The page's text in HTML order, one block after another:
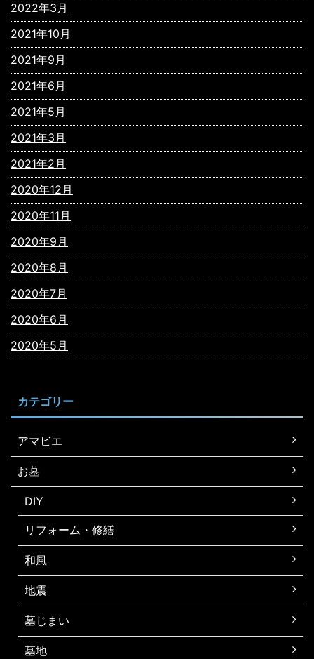
2022年3月
2021年10月
2021年9月
2021年6月
2021年5月
2021年3月
2021年2月
2020年12月
2020年11月
2020年9月
2020年8月
2020年7月
2020年6月
2020年5月
カテゴリー
アマビエ
お墓
DIY
リフォーム・修繕
和風
地震
墓じまい
墓地